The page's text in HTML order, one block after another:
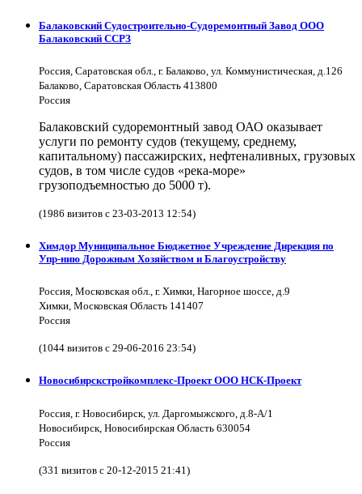
Балаковский Судостроительно-Судоремонтный Завод ООО
Балаковский ССРЗ
Россия, Саратовская обл., г. Балаково, ул. Коммунистическая, д.126
Балаково, Саратовская Область 413800
Россия
Балаковский судоремонтный завод ОАО оказывает
услуги по ремонту судов (текущему, среднему,
капитальному) пассажирских, нефтеналивных, грузовых
судов, в том числе судов «река-море»
грузоподъемностью до 5000 т).
(1986 визитов с 23-03-2013 12:54)
Химдор Муниципальное Бюджетное Учреждение Дирекция по
Упр-нию Дорожным Хозяйством и Благоустройству
Россия, Московская обл., г. Химки, Нагорное шоссе, д.9
Химки, Московская Область 141407
Россия
(1044 визитов с 29-06-2016 23:54)
Новосибирскстройкомплекс-Проект ООО НСК-Проект
Россия, г. Новосибирск, ул. Даргомыжского, д.8-А/1
Новосибирск, Новосибирская Область 630054
Россия
(331 визитов с 20-12-2015 21:41)